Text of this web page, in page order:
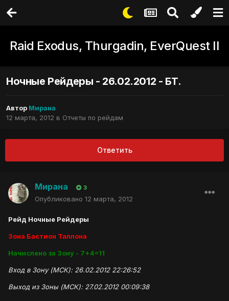
Raid Exodus, Thurgadin, EverQuest II
Ночные Рейдеры - 26.02.2012 - БТ.
Автор Мирана
12 марта, 2012 в Отчеты по рейдам
Ответить
Мирана 3
Опубликовано 12 марта, 2012
Рейд Ночные Рейдеры
Зона Бастион Таллона
Начислено за Зону - 7+4=11
Вход в Зону (МСК): 26.02.2012 22:26:52
Выход из Зоны (МСК): 27.02.2012 00:09:38